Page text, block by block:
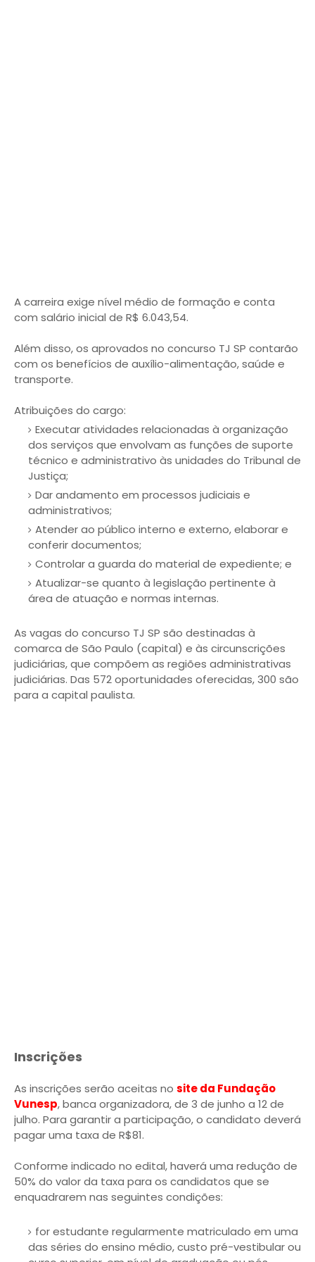
A carreira exige nível médio de formação e conta
com salário inicial de R$ 6.043,54.
Além disso, os aprovados no concurso TJ SP contarão
com os benefícios de auxílio-alimentação, saúde e
transporte.
Atribuições do cargo:
Executar atividades relacionadas à organização
dos serviços que envolvam as funções de suporte
técnico e administrativo às unidades do Tribunal de
Justiça;
Dar andamento em processos judiciais e
administrativos;
Atender ao público interno e externo, elaborar e
conferir documentos;
Controlar a guarda do material de expediente; e
Atualizar-se quanto à legislação pertinente à
área de atuação e normas internas.
As vagas do concurso TJ SP são destinadas à
comarca de São Paulo (capital) e às circunscrições
judiciárias, que compõem as regiões administrativas
judiciárias. Das 572 oportunidades oferecidas, 300 são
para a capital paulista.
Inscrições
As inscrições serão aceitas no site da Fundação
Vunesp, banca organizadora, de 3 de junho a 12 de
julho. Para garantir a participação, o candidato deverá
pagar uma taxa de R$81.
Conforme indicado no edital, haverá uma redução de
50% do valor da taxa para os candidatos que se
enquadrarem nas seguintes condições:
for estudante regularmente matriculado em uma
das séries do ensino médio, custo pré-vestibular ou